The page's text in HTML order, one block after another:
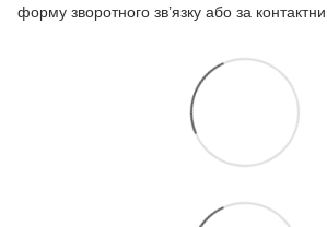
форму зворотного зв’язку або за